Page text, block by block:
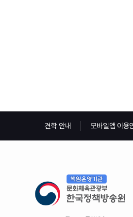
견학 안내 모바일앱 이용